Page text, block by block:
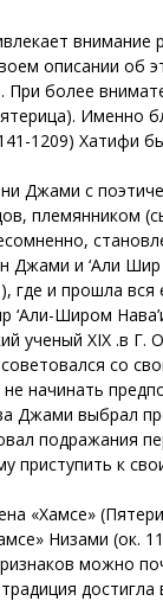
описании об
. При более
Именно
Джами с
племянником
Джами и ‘Али Шир
и прошла
‘Али-Широм Нава’
ученый XIX в.
со
начинать
Джами выбрал
подражания
приступить к
«Хамсе»
можно